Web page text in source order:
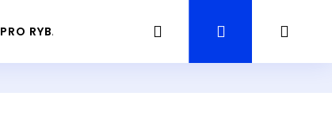
PRO RYBÁŘE PRŮVODCE / GUIDING RYBAŘENÍ
Hledat Přihlášení